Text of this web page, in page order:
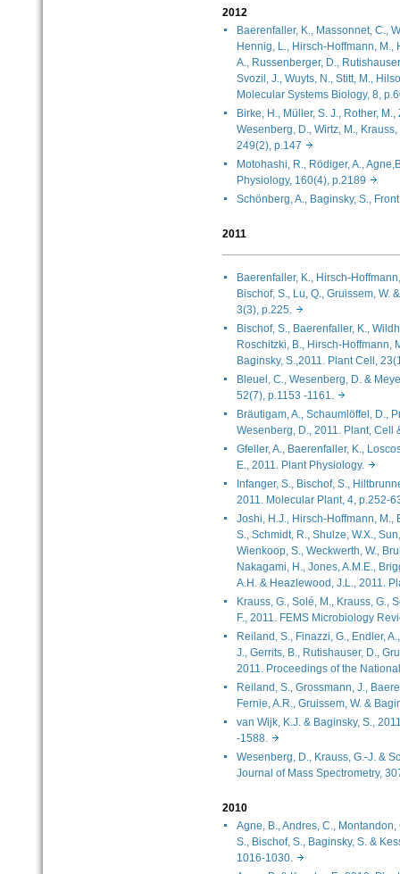
2012
Baerenfaller, K., Massonnet, C.,
Hennig, L., Hirsch-Hoffmann,
A., Russenberger, D.,
Svozil, J., Wuyts, N., Stitt, M.,
Molecular Systems Biology, 8,
Birke, H., Müller, S. J., Rother,
Wesenberg, D., Wirtz, M.,
249(2), p.147
Motohashi, R., Rödiger, A.,
Physiology, 160(4), p.2189
Schönberg, A., Baginsky, S.,
2011
Baerenfaller, K., Hirsch-
Bischof, S., Lu, Q., Gruissem, W.
3(3), p.225.
Bischof, S., Baerenfaller, K.,
Roschitzki, B., Hirsch-Hoffmann,
Baginsky, S.,2011. Plant Cell,
Bleuel, C., Wesenberg, D. &
52(7), p.1153 -1161.
Bräutigam, A., Schaumlöffel, D.,
Wesenberg, D., 2011. Plant,
Gfeller, A., Baerenfaller, K.,
E., 2011. Plant Physiology.
Infanger, S., Bischof, S.,
2011. Molecular Plant, 4,
Joshi, H.J., Hirsch-Hoffmann, M.,
S., Schmidt, R., Shulze, W.X.,
Wienkoop, S., Weckwerth, W.,
Nakagami, H., Jones, A.M.E.,
A.H. & Heazlewood, J.L., 2011.
Krauss, G., Solé, M., Krauss, G.,
F., 2011. FEMS Microbiology
Reiland, S., Finazzi, G., Endler,
J., Gerrits, B., Rutishauser, D.,
2011. Proceedings of the
Reiland, S., Grossmann, J.,
Fernie, A.R., Gruissem, W. &
van Wijk, K.J. & Baginsky, S.,
-1588.
Wesenberg, D., Krauss, G.-J. &
Journal of Mass Spectrometry,
2010
Agne, B., Andres, C., Montandon,
S., Bischof, S., Baginsky, S. &
1016-1030.